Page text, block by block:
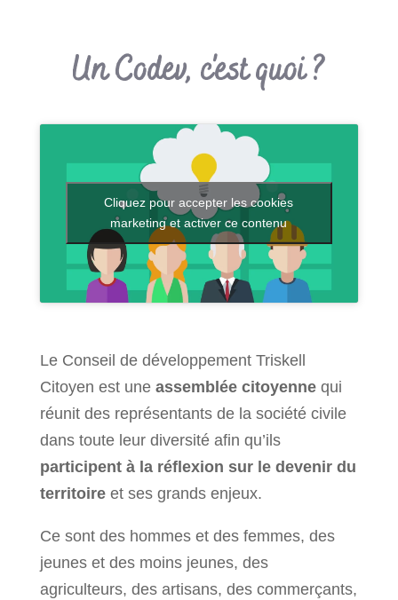
Un Codev, c'est quoi ?
Cliquez pour accepter les cookies
marketing et activer ce contenu
Le Conseil de développement Triskell
Citoyen est uneassemblée citoyennequi
réunit des représentants de la société civile
dans toute leur diversité afin qu’ils
participent à la réflexion sur le devenir du
territoireet ses grands enjeux.
​Ce sont des hommes et des femmes, des
jeunes et des moins jeunes, des
agriculteurs, des artisans, des commerçants,